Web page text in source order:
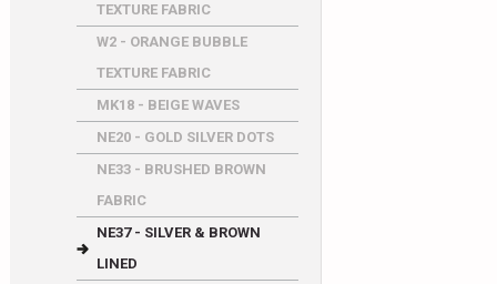
TEXTURE FABRIC
W2 - ORANGE BUBBLE
TEXTURE FABRIC
MK18 - BEIGE WAVES
NE20 - GOLD SILVER DOTS
NE33 - BRUSHED BROWN
FABRIC
NE37 - SILVER & BROWN
LINED